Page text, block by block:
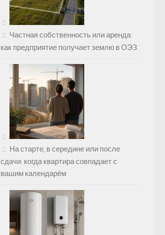
Частная собственность или аренда:
как предприятие получает землю в ОЭЗ
На старте, в середине или после
сдачи: когда квартира совпадает с
вашим календарём